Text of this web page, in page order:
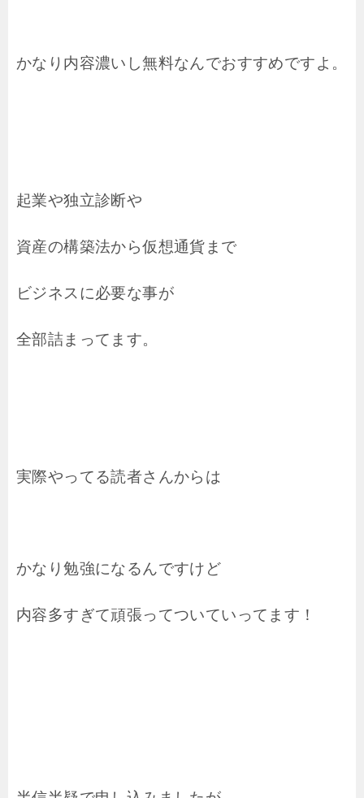
かなり内容濃いし無料なんでおすすめですよ。
起業や独立診断や
資産の構築法から仮想通貨まで
ビジネスに必要な事が
全部詰まってます。
実際やってる読者さんからは
かなり勉強になるんですけど
内容多すぎて頑張ってついていってます！